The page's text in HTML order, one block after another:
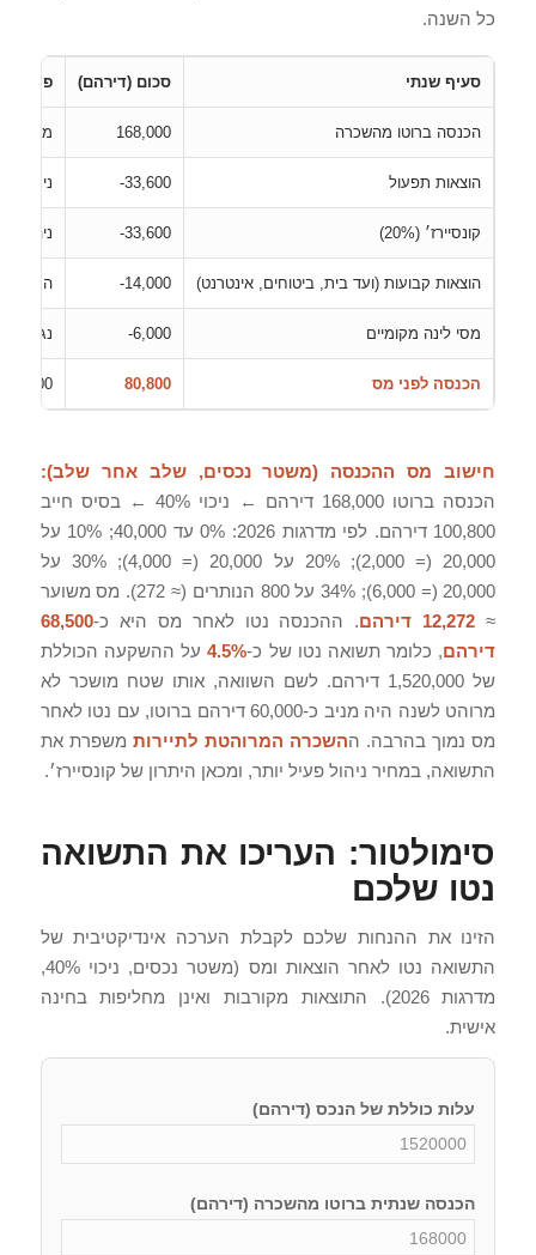
כל השנה.
סעיף שנתי סכום (דירהם) פירוט
הכנסה ברוטו מהשכרה 168,000 מחיר ממוצע 920 דירהם ללילה × כ-
הוצאות תפעול ‎-33,600
קונסיירז׳ (20%) ‎-33,600 ניהול
הוצאות קבועות (ועד בית, ביטוחים, אינטרנט) ‎-14,000 הערכה
מסי לינה מקומיים ‎-6,000 נגבים
הכנסה לפני מס 80,800
− 87,200
חישוב מס ההכנסה (משטר נכסים, שלב אחר שלב):
הכנסה ברוטו 168,000 דירהם ← ניכוי 40% ← בסיס חייב
100,800 דירהם. לפי מדרגות 2026: 0% עד 40,000; 10% על
20,000 (= 2,000); 20% על 20,000 (= 4,000); 30% על
20,000 (= 6,000); 34% על 800 הנותרים (≈ 272). מס משוער
≈ 12,272 דירהם . ההכנסה נטו לאחר מס היא כ-68,500
דירהם, כלומר תשואה נטו של כ-4.5%על ההשקעה הכוללת
של 1,520,000 דירהם. לשם השוואה, אותו שטח מושכר לא
מרוהט לשנה היה מניב כ-60,000 דירהם ברוטו, עם נטו לאחר
מס נמוך בהרבה. ההשכרה המרוהטת לתיירות משפרת את
התשואה, במחיר ניהול פעיל יותר, ומכאן היתרון של קונסיירז׳.
סימולטור: העריכו את התשואה
נטו שלכם
הזינו את ההנחות שלכם לקבלת הערכה אינדיקטיבית של
התשואה נטו לאחר הוצאות ומס (משטר נכסים, ניכוי 40%,
מדרגות 2026). התוצאות מקורבות ואינן מחליפות בחינה
אישית.
עלות כוללת של הנכס (דירהם)
הכנסה שנתית ברוטו מהשכרה (דירהם)